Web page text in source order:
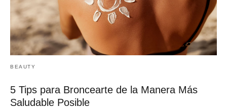
BEAUTY
5 Tips para Broncearte de la Manera Más
Saludable Posible